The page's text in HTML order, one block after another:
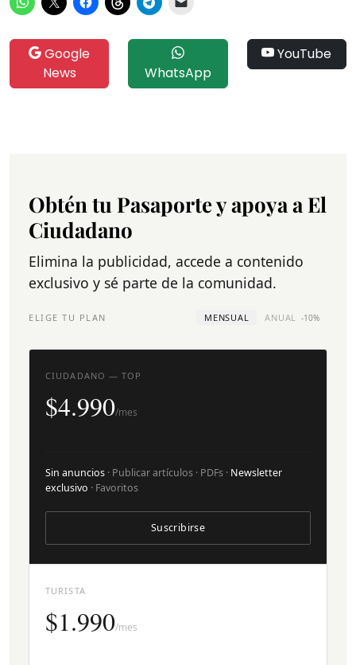
Google
News
WhatsApp
YouTube
Obtén tu Pasaporte y apoya a El
Ciudadano
Elimina la publicidad, accede a contenido
exclusivo y sé parte de la comunidad.
ELIGE TU PLAN MENSUAL ANUAL -10%
TURISTA
$1.990/mes
CIUDADANO — TOP
$4.990/mes
Sin anuncios · Publicar artículos · PDFs · Newsletter
exclusivo · Favoritos
Suscribirse